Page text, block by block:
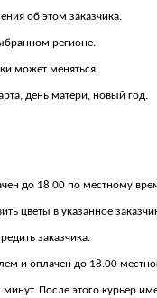
об этом заказчика.
регионе.
может меняться.
день матери, новый год.
до 18.00 по местному
цветы в указанное
заказчика.
и оплачен до 18.00
После этого курьер